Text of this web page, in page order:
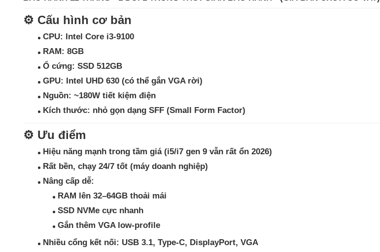
⚙️ Cấu hình cơ bản
CPU: Intel Core i3-9100
RAM: 8GB
Ổ cứng: SSD 512GB
GPU: Intel UHD 630 (có thể gắn VGA rời)
Nguồn: ~180W tiết kiệm điện
Kích thước: nhỏ gọn dạng SFF (Small Form Factor)
⚙️ Ưu điểm
Hiệu năng mạnh trong tầm giá(i5/i7 gen 9 vẫn rất ổn 2026)
Rất bền, chạy 24/7 tốt (máy doanh nghiệp)
Nâng cấp dễ:
RAM lên 32–64GB thoải mái
SSD NVMe cực nhanh
Gắn thêm VGA low-profile
Nhiều cổng kết nối: USB 3.1, Type-C, DisplayPort, VGA